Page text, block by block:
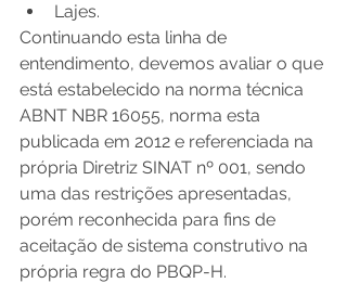
Lajes.
Continuando esta linha de
entendimento, devemos avaliar o que
está estabelecido na norma técnica
ABNT NBR 16055, norma esta
publicada em 2012 e referenciada na
própria Diretriz SINAT nº 001, sendo
uma das restrições apresentadas,
porém reconhecida para fins de
aceitação de sistema construtivo na
própria regra do PBQP-H.